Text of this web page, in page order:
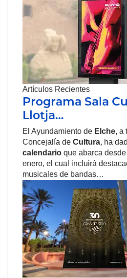
Artículos Recientes
Programa Sala
Llotja…
El Ayundamiento de Elche, a
Concejalía de Cultura, ha
calendario que abarca
enero, el cual incluirá
musicales de bandas…